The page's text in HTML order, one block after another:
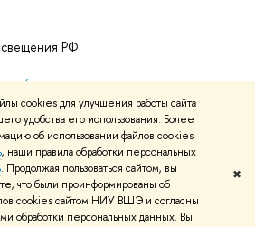
cookies для улучшения работы сайта
удобства его использования. Более
об использовании файлов cookies
, наши правила обработки персональных
. Продолжая пользоваться сайтом, вы
что были проинформированы об
cookies сайтом НИУ ВШЭ и согласны
обработки персональных данных. Вы
✖
РФ
mooc
онлайн-курсы
Адреса и контактыУсловия
Политика конфиденциальности